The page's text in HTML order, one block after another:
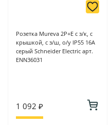
Розетка Mureva 2P+E с з/к, с
крышкой, с з/ш, о/у IP55 16А
серый Schneider Electric арт.
ENN36031
1 092 ₽